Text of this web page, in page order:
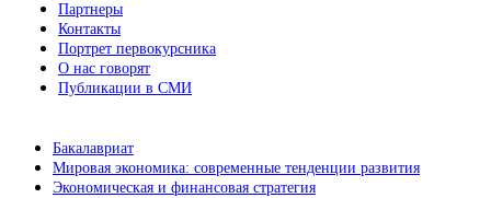
Партнеры
Контакты
Портрет первокурсника
О нас говорят
Публикации в СМИ
Бакалавриат
Мировая экономика: современные тенденции развития
Экономическая и финансовая стратегия